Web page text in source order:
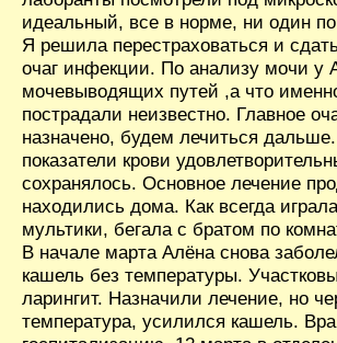
идеальный, все в норме, ни один
Я решила перестраховаться и
очаг инфекции. По анализу мочи у
мочевыводящих путей ,а что
пострадали неизвестно. Главное
назначено, будем лечиться
показатели крови
сохранялось. Основное лечение
находились дома. Как всегда
мультики, бегала с братом по
В начале марта Алёна снова
кашель без температуры.
ларингит. Назначили лечение, но
температура, усилился кашель.